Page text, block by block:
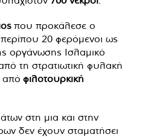
που προκάλεσε ο
20 φερόμενοι ως
οργάνωσης Ισλαμικό
τη στρατιωτική φυλακή
από φιλοτουρκική
στη μια και στην
δεν έχουν σταματήσει